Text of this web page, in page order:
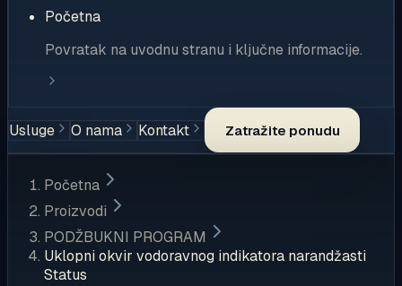
Početna
Povratak na uvodnu stranu i ključne informacije.
Usluge O nama Kontakt Zatražite ponudu
Početna
Proizvodi
PODŽBUKNI PROGRAM
Uklopni okvir vodoravnog indikatora narandžasti
Status